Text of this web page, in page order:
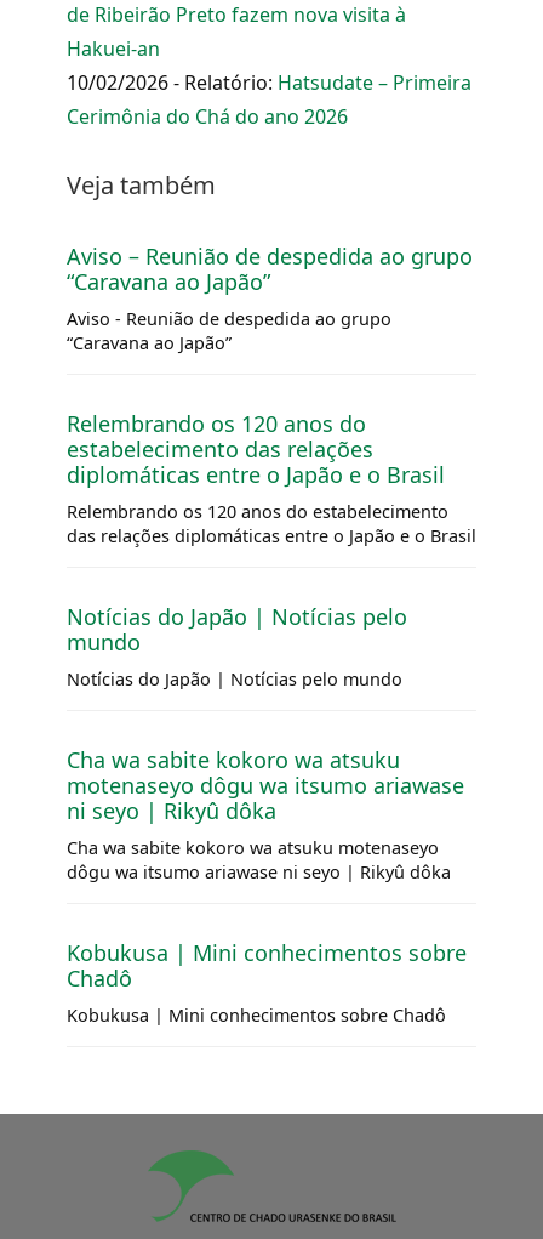
de Ribeirão Preto fazem nova visita à
Hakuei-an
10/02/2026 - Relatório: Hatsudate – Primeira
Cerimônia do Chá do ano 2026
Veja também
Aviso – Reunião de despedida ao grupo
“Caravana ao Japão”
Aviso - Reunião de despedida ao grupo
“Caravana ao Japão”
Relembrando os 120 anos do
estabelecimento das relações
diplomáticas entre o Japão e o Brasil
Relembrando os 120 anos do estabelecimento
das relações diplomáticas entre o Japão e o Brasil
Notícias do Japão | Notícias pelo
mundo
Notícias do Japão | Notícias pelo mundo
Cha wa sabite kokoro wa atsuku
motenaseyo dôgu wa itsumo ariawase
ni seyo | Rikyû dôka
Cha wa sabite kokoro wa atsuku motenaseyo
dôgu wa itsumo ariawase ni seyo | Rikyû dôka
Kobukusa | Mini conhecimentos sobre
Chadô
Kobukusa | Mini conhecimentos sobre Chadô